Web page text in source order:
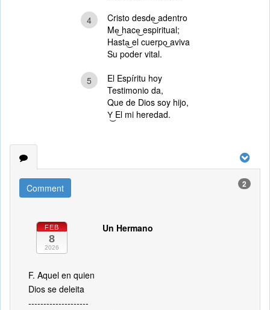
4
Cristo desde͜ adentro
Me͜ hace͜ espiritual;
Hasta͜ el cuerpo͜ aviva
Su poder vital.
5
El Espíritu hoy
Testimonio da,
Que de Dios soy hijo,
Y͜ El mi heredad.
Comment 2
FEB
8
2026
Un Hermano
F. Aquel en quien
Dios se deleita
--------------------